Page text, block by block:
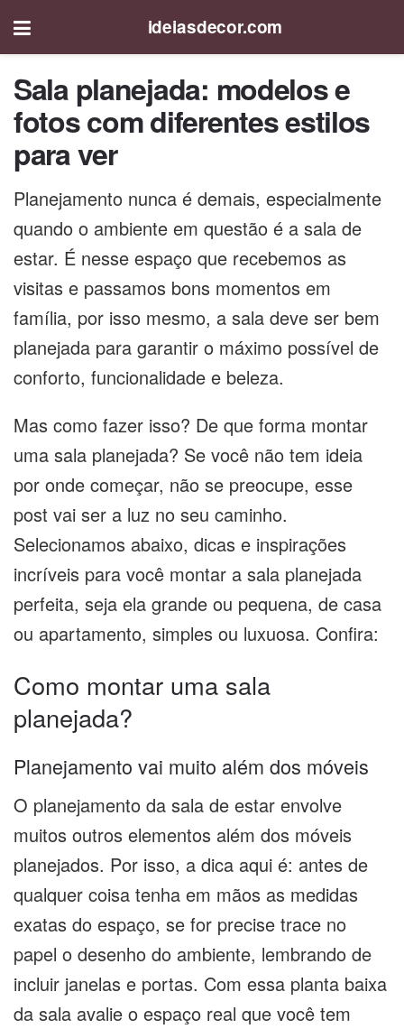
ideiasdecor.com
Sala planejada: modelos e
fotos com diferentes estilos
para ver
Planejamento nunca é demais, especialmente
quando o ambiente em questão é a sala de
estar. É nesse espaço que recebemos as
visitas e passamos bons momentos em
família, por isso mesmo, a sala deve ser bem
planejada para garantir o máximo possível de
conforto, funcionalidade e beleza.
Mas como fazer isso? De que forma montar
uma sala planejada? Se você não tem ideia
por onde começar, não se preocupe, esse
post vai ser a luz no seu caminho.
Selecionamos abaixo, dicas e inspirações
incríveis para você montar a sala planejada
perfeita, seja ela grande ou pequena, de casa
ou apartamento, simples ou luxuosa. Confira:
Como montar uma sala
planejada?
Planejamento vai muito além dos móveis
O planejamento da sala de estar envolve
muitos outros elementos além dos móveis
planejados. Por isso, a dica aqui é: antes de
qualquer coisa tenha em mãos as medidas
exatas do espaço, se for precise trace no
papel o desenho do ambiente, lembrando de
incluir janelas e portas. Com essa planta baixa
da sala avalie o espaço real que você tem